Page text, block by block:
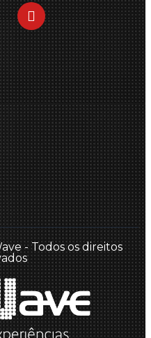
- Todos os direitos